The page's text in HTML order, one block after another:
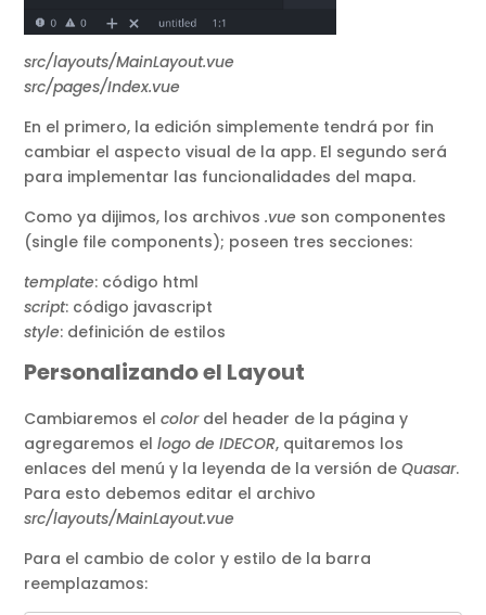
src/layouts/MainLayout.vue
src/pages/Index.vue
En el primero, la edición simplemente tendrá por fin
cambiar el aspecto visual de la app. El segundo será
para implementar las funcionalidades del mapa.
Como ya dijimos, los archivos.vue son componentes
(single file components); poseen tres secciones:
template: código html
script: código javascript
style: definición de estilos
Personalizando el Layout
Cambiaremos elcolordel header de la página y
agregaremos ellogo de IDECOR, quitaremos los
enlaces del menú y la leyenda de la versión deQuasar.
Para esto debemos editar el archivo
src/layouts/MainLayout.vue
Para el cambio de color y estilo de la barra
reemplazamos: